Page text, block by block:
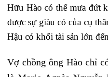
Hữu Hào có thể mưa đứt
được sự giàu có của cụ
Hậu có khối tài sản lớn
Vợ chồng ông Hào chỉ